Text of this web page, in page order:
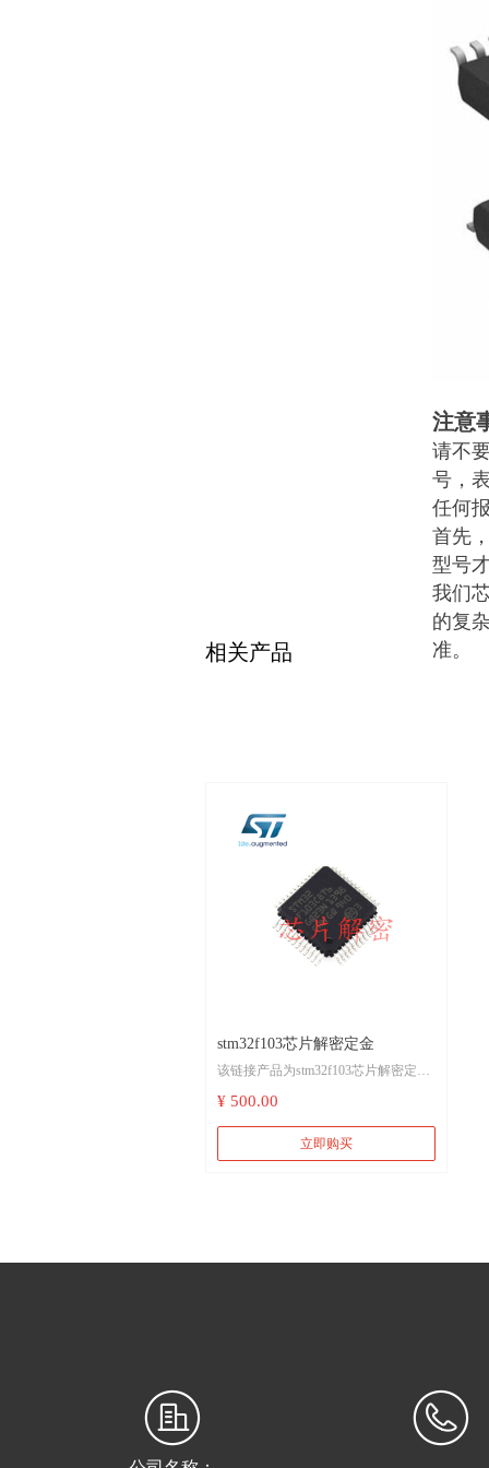
注意
请不
号，
任何
首先
型号
我们
的复
准。
stm32f103芯片解密定金
该链接产品为stm32f103芯片解密定金，具体解密价格需和供应商咨询确认。
¥ 500.00
立即购买
相关产品